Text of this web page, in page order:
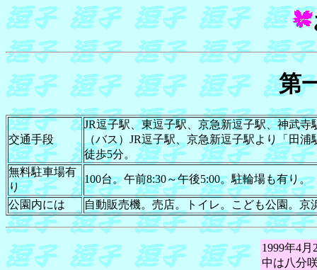
第
交通手段
JR逗子駅、東逗子駅、京急新逗子駅、神武寺
（バス）JR逗子駅、京急新逗子駅より「田
徒歩5分。
無料駐車場有
り
100台。午前8:30～午後5:00。駐輪場も有り。
公園内には 自動販売機。売店。トイレ。こども公園。京
1999年4
中は八分